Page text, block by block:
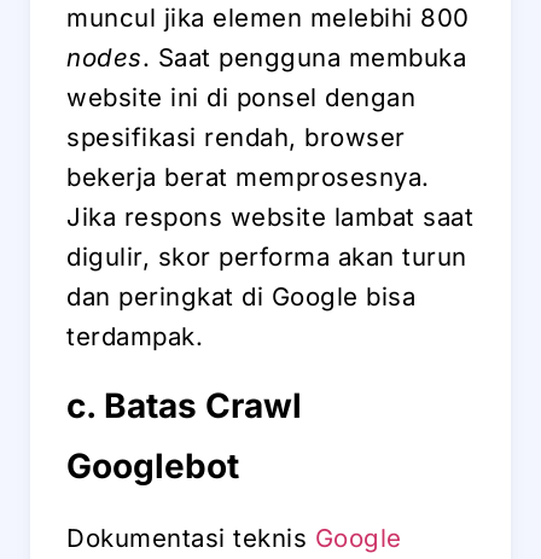
muncul jika elemen melebihi 800
nodes. Saat pengguna membuka
website ini di ponsel dengan
spesifikasi rendah, browser
bekerja berat memprosesnya.
Jika respons website lambat saat
digulir, skor performa akan turun
dan peringkat di Google bisa
terdampak.
c. Batas Crawl
Googlebot
Dokumentasi teknis Google